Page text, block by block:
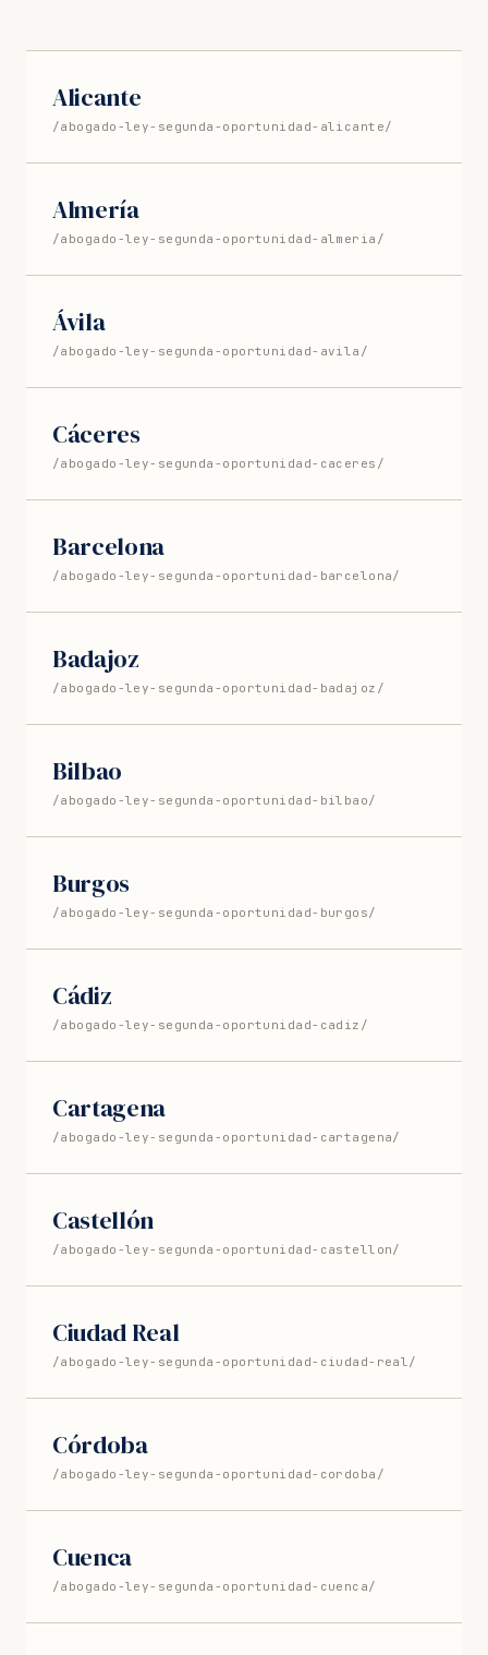
Alicante
/abogado-ley-segunda-oportunidad-alicante/
Almería
/abogado-ley-segunda-oportunidad-almeria/
Ávila
/abogado-ley-segunda-oportunidad-avila/
Cáceres
/abogado-ley-segunda-oportunidad-caceres/
Barcelona
/abogado-ley-segunda-oportunidad-barcelona/
Badajoz
/abogado-ley-segunda-oportunidad-badajoz/
Bilbao
/abogado-ley-segunda-oportunidad-bilbao/
Burgos
/abogado-ley-segunda-oportunidad-burgos/
Cádiz
/abogado-ley-segunda-oportunidad-cadiz/
Cartagena
/abogado-ley-segunda-oportunidad-cartagena/
Castellón
/abogado-ley-segunda-oportunidad-castellon/
Ciudad Real
/abogado-ley-segunda-oportunidad-ciudad-real/
Córdoba
/abogado-ley-segunda-oportunidad-cordoba/
Cuenca
/abogado-ley-segunda-oportunidad-cuenca/